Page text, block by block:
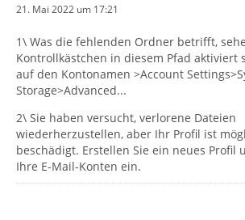
21. Mai 2022 um 17:21
1\ Was die fehlenden Ordner betrifft,
Kontrollkästchen in diesem Pfad aktiviert
auf den Kontonamen >Account
Storage>Advanced...
2\ Sie haben versucht, verlorene Dateien
wiederherzustellen, aber Ihr Profil ist
beschädigt. Erstellen Sie ein neues Profil
Ihre E-Mail-Konten ein.